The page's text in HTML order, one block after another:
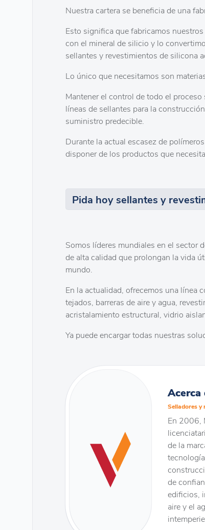
Nuestra cartera se beneficia de una
Esto significa que fabricamos
con el mineral de silicio y lo
sellantes y revestimientos de silicona
Lo único que necesitamos son
Mantener el control de todo el
líneas de sellantes para la
suministro predecible.
Durante la actual escasez de
disponer de los productos que
Pida hoy sellantes y
Somos líderes mundiales en el sector
de alta calidad que prolongan la vida
mundo.
En la actualidad, ofrecemos una línea
tejados, barreras de aire y agua,
acristalamiento estructural, vidrio
Ya puede encargar todas nuestras
Acerca
Selladores
En 2006,
de la
de
edificios,
aire y el